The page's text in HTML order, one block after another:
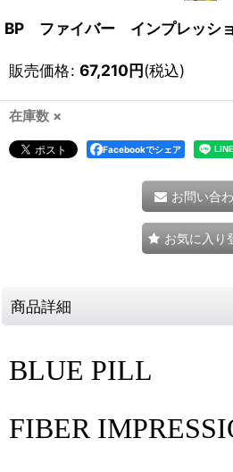
BP ファイバー インプレッシ
販売価格: 67,210円(税込)
在庫数 ×
Facebookでシェア
お問い合
お気に入り
商品詳細
BLUE PILL
FIBER